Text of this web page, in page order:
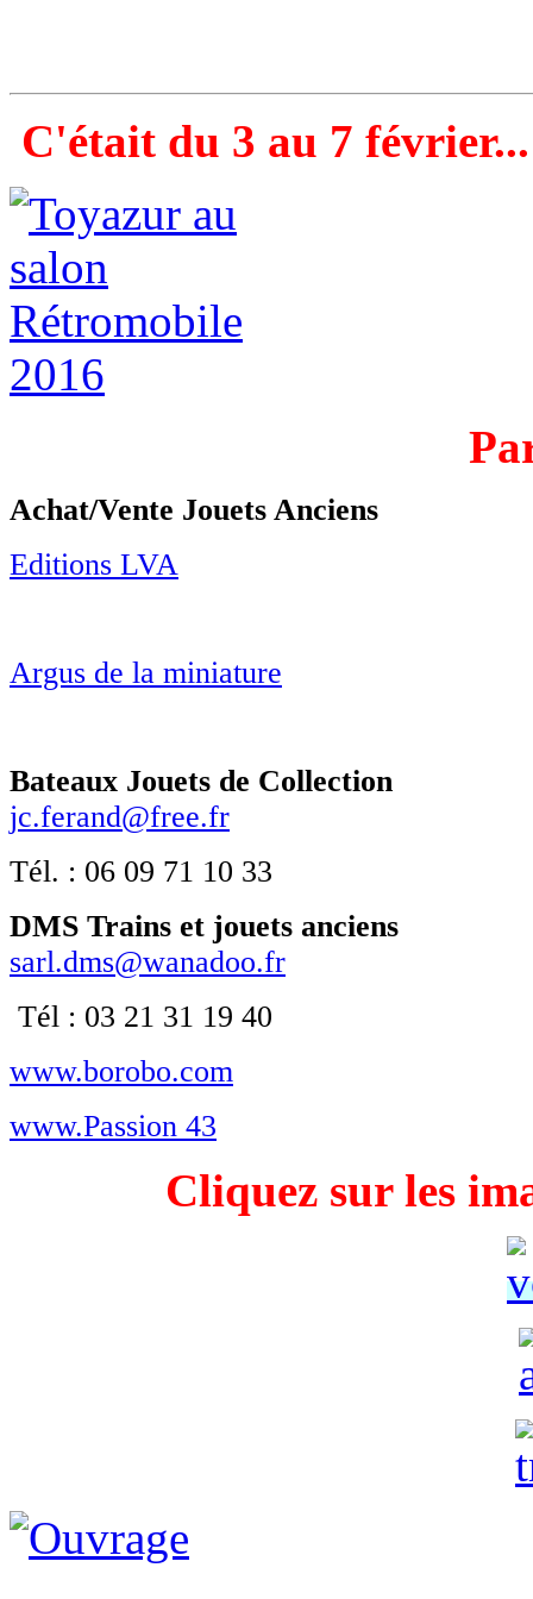
C'était du 3 au 7 février...
Achat/Vente Jouets Anciens
Editions LVA
Argus de la miniature
Bateaux Jouets de Collection
jc.ferand@free.fr
Tél. : 06 09 71 10 33
DMS Trains et jouets anciens
sarl.dms@wanadoo.fr
Tél : 03 21 31 19 40
www.borobo.com
www.Passion 43
Cliquez sur les